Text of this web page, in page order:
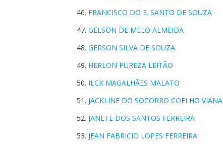
FRANCISCO DO E. SANTO DE SOUZA
GELSON DE MELO ALMEIDA
GERSON SILVA DE SOUZA
HERLON PUREZA LEITÃO
ILCK MAGALHÃES MALATO
JACKLINE DO SOCORRO COELHO VIANA
JANETE DOS SANTOS FERREIRA
JEAN FABRICIO LOPES FERREIRA